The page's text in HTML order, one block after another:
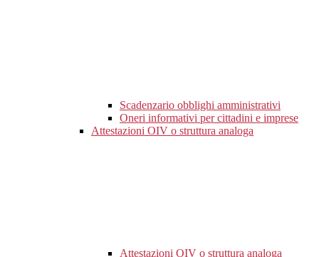
Scadenzario obblighi amministrativi
Oneri informativi per cittadini e imprese
Attestazioni OIV o struttura analoga
Attestazioni OIV o struttura analoga